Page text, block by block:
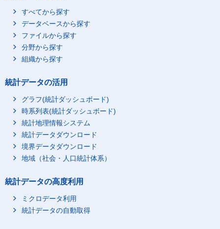
すべてから探す
データベースから探す
ファイルから探す
分野から探す
組織から探す
統計データの活用
グラフ(統計ダッシュボード)
時系列表(統計ダッシュボード)
統計地理情報システム
統計データダウンロード
境界データダウンロード
地域（社会・人口統計体系）
統計データの高度利用
ミクロデータ利用
統計データの自動取得